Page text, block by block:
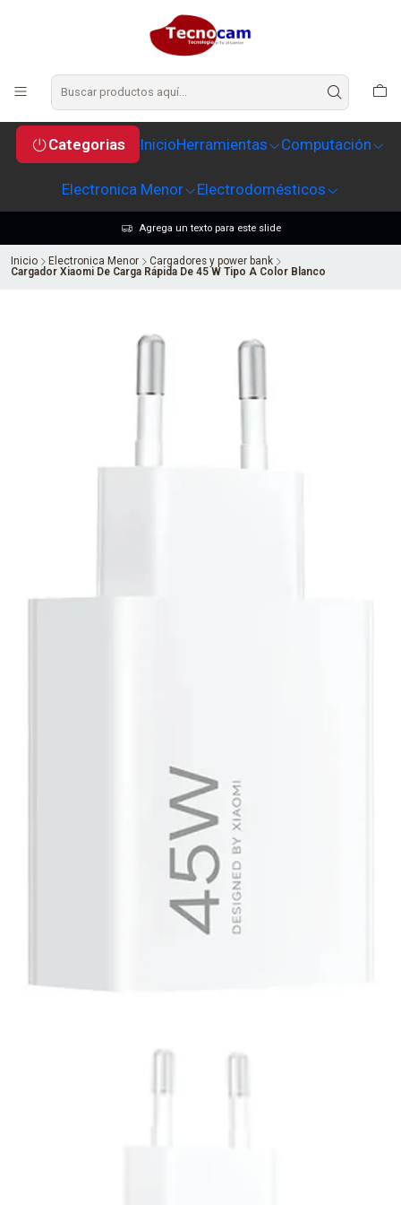
Categorias InicioHerramientas Computación
Electronica Menor Electrodomésticos
Agrega un texto para este slide
Inicio Electronica Menor
Cargadores y power bank
Cargador Xiaomi De Carga Rápida De 45 W Tipo A Color Blanco